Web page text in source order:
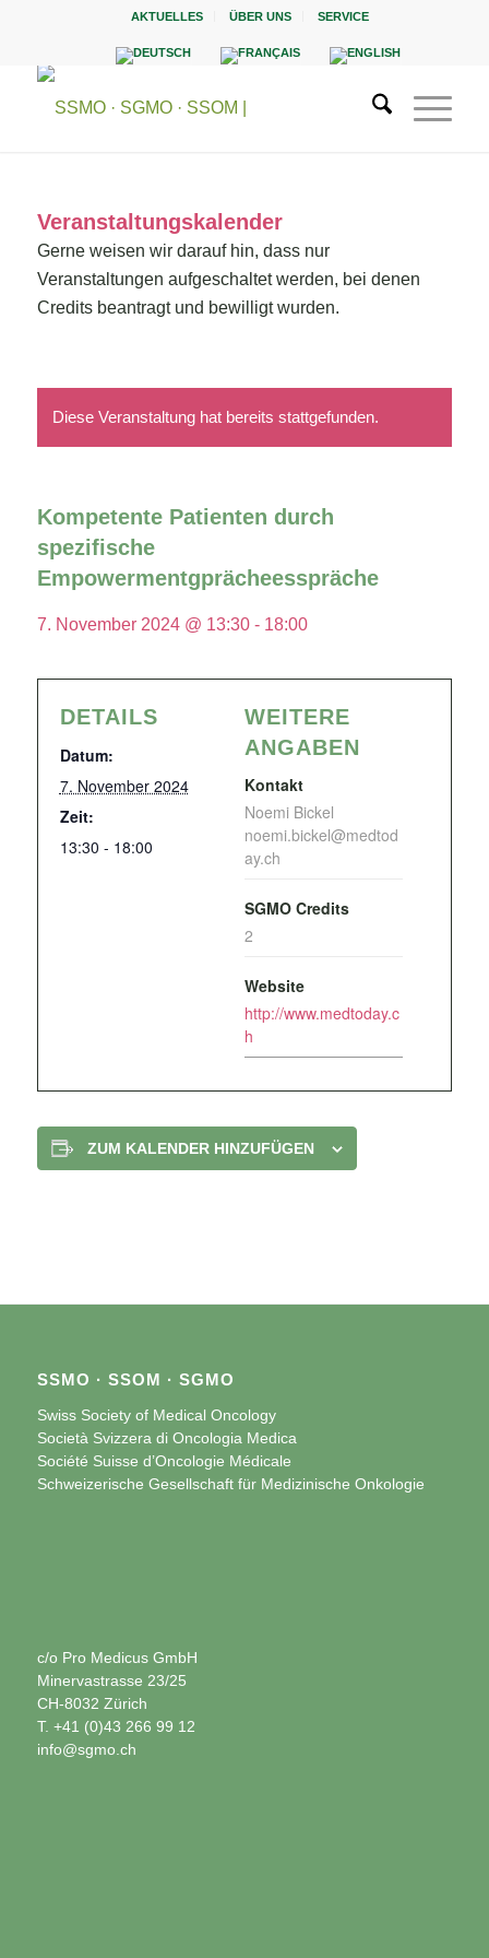
AKTUELLES ÜBER UNS SERVICE
Veranstaltungskalender
Gerne weisen wir darauf hin, dass nur
Veranstaltungen aufgeschaltet werden, bei denen
Credits beantragt und bewilligt wurden.
Diese Veranstaltung hat bereits stattgefunden.
Kompetente Patienten durch
spezifische
Empowermentgprächeesspräche
7. November 2024 @ 13:30- 18:00
DETAILS
Datum:
7. November 2024
Zeit:
13:30 - 18:00
WEITERE
ANGABEN
Kontakt
Noemi Bickel
noemi.bickel@medtod
ay.ch
SGMO Credits
2
Website
http://www.medtoday.c
h
ZUM KALENDER HINZUFÜGEN
SSMO · SSOM · SGMO
Swiss Society of Medical Oncology
Società Svizzera di Oncologia Medica
Société Suisse d’Oncologie Médicale
Schweizerische Gesellschaft für Medizinische Onkologie
c/o Pro Medicus GmbH
Minervastrasse 23/25
CH-8032 Zürich
T. +41 (0)43 266 99 12
info@sgmo.ch